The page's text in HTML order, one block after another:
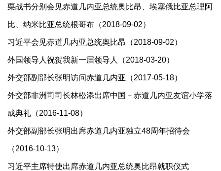
栗战书分别会见赤道几内亚总统奥比昂、埃塞俄比亚总理阿
比、纳米比亚总统根哥布（2018-09-02）
习近平会见赤道几内亚总统奥比昂（2018-09-02）
外国领导人祝贺我新一届领导人（2018-03-20）
外交部副部长张明访问赤道几内亚（2017-05-18）
外交部非洲司司长林松添出席中国－赤道几内亚友谊小学落
成典礼（2016-11-08）
外交部副部长张明出席赤道几内亚独立48周年招待会
（2016-10-13）
习近平主席特使出席赤道几内亚总统奥比昂就职仪式